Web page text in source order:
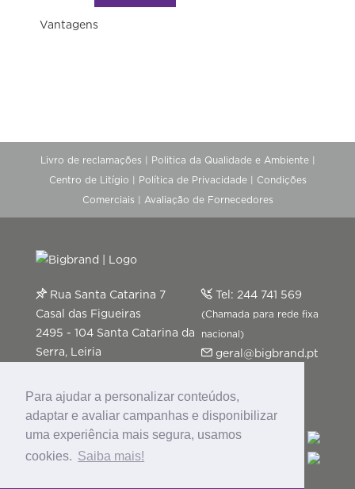
Para ajudar a personalizar conteúdos,
adaptar e avaliar campanhas e disponibilizar
uma experiência mais segura, usamos
cookies. Saiba mais!
Vantagens
Livro de reclamações | Politica da Qualidade e Ambiente|
Centro de Litígio | Política de Privacidade| Condições
Comerciais | Avaliação de Fornecedores
Rua Santa Catarina 7
Casal das Figueiras
2495 - 104 Santa Catarina da
Serra, Leiria
| 14h-18h
Tel: 244 741 569
(Chamada para rede fixa
nacional)
geral@bigbrand.pt